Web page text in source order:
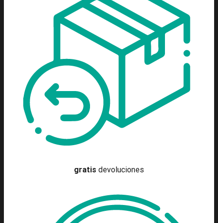
gratis devoluciones